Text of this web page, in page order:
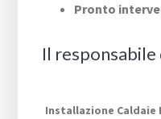
Pronto
Il
Installazione